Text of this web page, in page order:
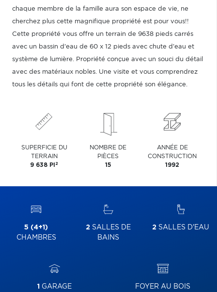
chaque membre de la famille aura son espace de vie, ne
cherchez plus cette magnifique propriété est pour vous!!
Cette propriété vous offre un terrain de 9638 pieds carrés
avec un bassin d'eau de 60 x 12 pieds avec chute d'eau et
système de lumière. Propriété conçue avec un souci du détail
avec des matériaux nobles. Une visite et vous comprendrez
tous les détails qui font de cette propriété son élégance.
SUPERFICIE DU
TERRAIN
9 638 PI 2
NOMBRE DE
PIÈCES
15
ANNÉE DE
CONSTRUCTION
1992
5 (4+1)
CHAMBRES
2 SALLES DE
BAINS
2 SALLES D'EAU
1 GARAGE FOYER AU BOIS